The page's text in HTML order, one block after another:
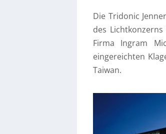
Die Tridonic
des
Firma Ingram
eingereichten
Taiwan.